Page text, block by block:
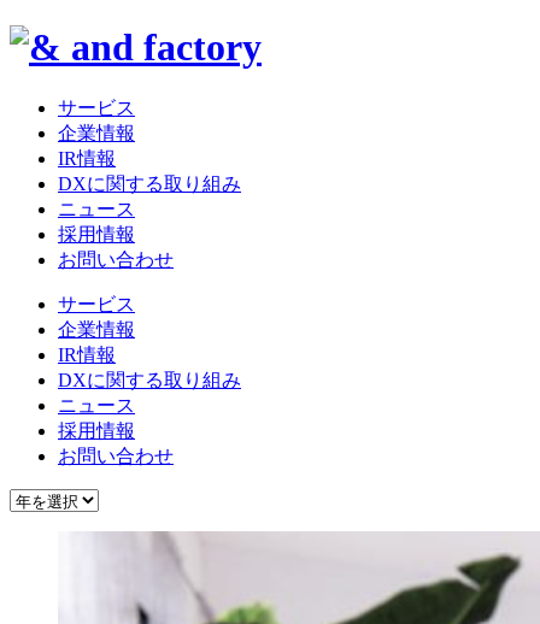
サービス
企業情報
IR情報
DXに関する取り組み
ニュース
採用情報
お問い合わせ
サービス
企業情報
IR情報
DXに関する取り組み
ニュース
採用情報
お問い合わせ